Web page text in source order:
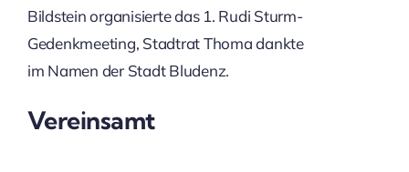
Bildstein organisierte das 1. Rudi Sturm-
Gedenkmeeting, Stadtrat Thoma dankte
im Namen der Stadt Bludenz.
Vereinsamt